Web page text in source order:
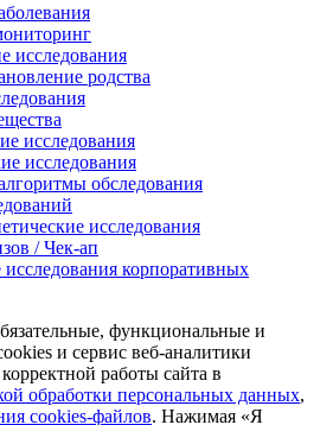
исследования
родства
исследования
исследования
обследования
исследования
/ Чек-ап
корпоративных
функциональные и
и сервис веб-аналитики
работы сайта в
обработки персональных данных,
cookies-файлов. Нажимая «Я